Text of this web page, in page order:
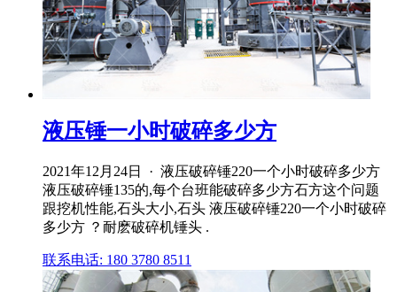
液压锤一小时破碎多少方
2021年12月24日 · 液压破碎锤220一个小时破碎多少方
液压破碎锤135的,每个台班能破碎多少方石方这个问题
跟挖机性能,石头大小,石头 液压破碎锤220一个小时破碎
多少方 ？耐麽破碎机锤头 .
联系电话: 180 3780 8511